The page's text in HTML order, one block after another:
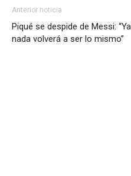
Anterior noticia
Piqué se despide de Messi: “Ya
nada volverá a ser lo mismo”